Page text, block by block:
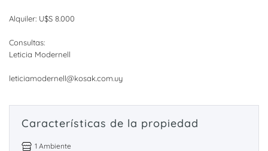
Alquiler: U$S 8.000
Consultas:
Leticia Modernell
leticiamodernell@kosak.com.uy
Características de la propiedad
1 Ambiente